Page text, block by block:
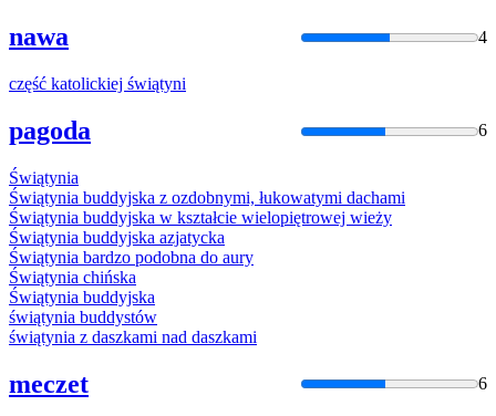
nawa 4
część katolickiej świątyni
pagoda 6
Świątynia
Świątynia buddyjska z ozdobnymi, łukowatymi dachami
Świątynia buddyjska w kształcie wielopiętrowej wieży
Świątynia buddyjska azjatycka
Świątynia bardzo podobna do aury
Świątynia chińska
Świątynia buddyjska
świątynia buddystów
świątynia z daszkami nad daszkami
meczet 6